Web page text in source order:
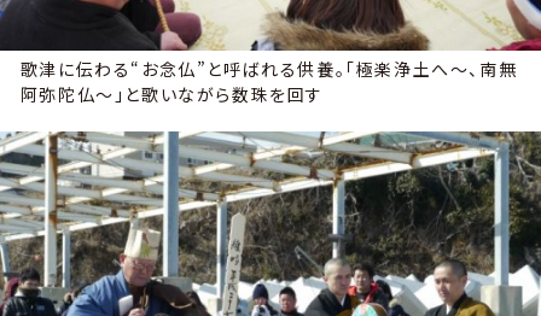
歌津に伝わる“お念仏”と呼ばれる供養。「極楽浄土へ～、南無
阿弥陀仏～」と歌いながら数珠を回す